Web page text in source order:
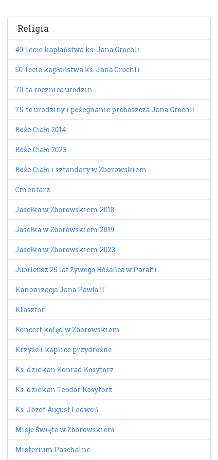
Religia
40-lecie kapłaństwa ks. Jana Grochli
50-lecie kapłaństwa ks. Jana Grochli
70-ta rocznica urodzin
75-te urodziny i pożegnanie proboszcza Jana Grochli
Boże Ciało 2014
Boże Ciało 2023
Boże Ciało i sztandary w Zborowskiem
Cmentarz
Jasełka w Zborowskiem 2018
Jasełka w Zborowskiem 2019
Jasełka w Zborowskiem 2023
Jubileusz 25 lat Żywego Różańca w Parafii
Kanonizacja Jana Pawła II
Klasztor
Koncert kolęd w Zborowskiem
Krzyże i kaplice przydrożne
Ks. dziekan Konrad Kosytorz
Ks. dziekan Teodor Kosytorz
Ks. Józef August Ledwoń
Misje Święte w Zborowskiem
Misterium Paschalne